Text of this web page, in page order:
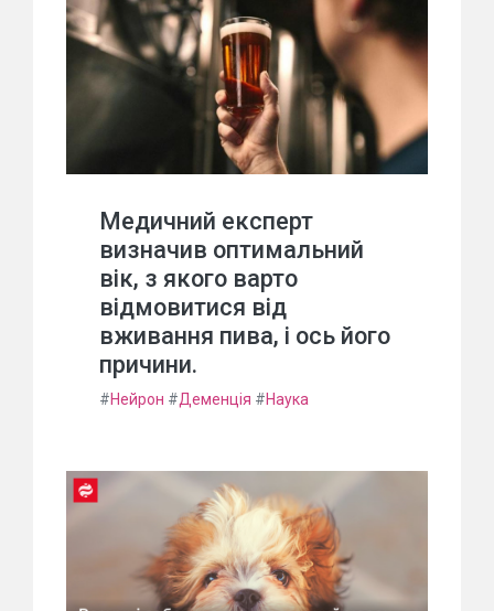
Медичний експерт
визначив оптимальний
вік, з якого варто
відмовитися від
вживання пива, і ось його
причини.
#Нейрон #Деменція #Наука